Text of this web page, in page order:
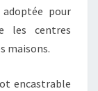
pour
les centres
maisons.
encastrable